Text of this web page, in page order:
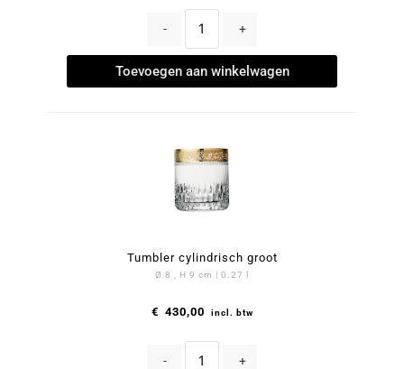
- +
Toevoegen aan winkelwagen
Tumbler cylindrisch groot
Ø 8 , H 9 cm | 0.27 l
€ 430,00 incl. btw
- +